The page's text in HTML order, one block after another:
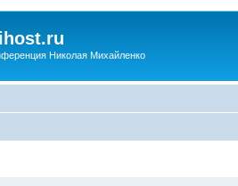
Николая Михайленко